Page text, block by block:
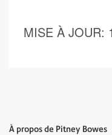
MISE À JOUR:
À propos de Pitney Bowes